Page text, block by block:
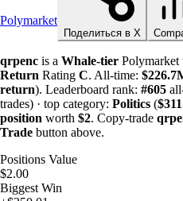
Polymarket
Поделиться в X
qrpenc is a Whale-tier
Return Rating C. All-time: $
return). Leaderboard rank: #605
trades) · top category: Politics ($
position worth $2. Copy-trade
Trade button above.
Positions Value
$2.00
Biggest Win